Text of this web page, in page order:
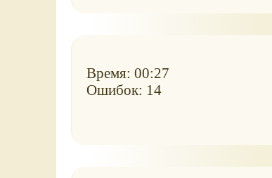
Время: 00:27
Ошибок: 14